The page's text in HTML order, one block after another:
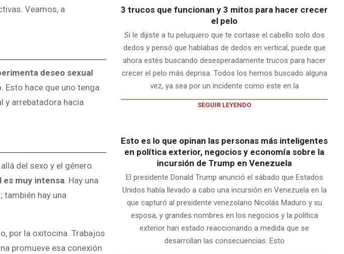
Veamos, a
deseo sexual
. Esto hace que uno tenga
y arrebatadora hacia
del sexo y el género.
es muy intensa. Hay una
también hay una
por la oxitocina. Trabajos
promueve esa conexión
3 trucos que funcionan y 3 mitos para hacer crecer
el pelo
Si le dijiste a tu peluquero que te cortase el cabello solo dos
dedos y pensó que hablabas de dedos en vertical, puede que
ahora estés buscando desesperadamente trucos para hacer
crecer el pelo más deprisa. Todos los hemos buscado alguna
vez, ya sea por un incidente como este en la
SEGUIR LEYENDO
Esto es lo que opinan las personas más inteligentes
en política exterior, negocios y economía sobre la
incursión de Trump en Venezuela
El presidente Donald Trump anunció el sábado que Estados
Unidos había llevado a cabo una incursión en Venezuela en la
que capturó al presidente venezolano Nicolás Maduro y su
esposa, y grandes nombres en los negocios y la política
exterior han estado reaccionando a medida que se
desarrollan las consecuencias. Esto